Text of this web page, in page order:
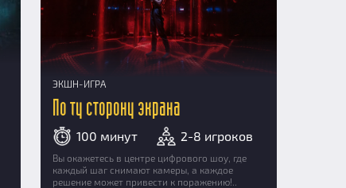
ЭКШН-ИГРА
По ту сторону экрана
100 минут 2-8 игроков
Вы окажетесь в центре цифрового шоу, где
каждый шаг снимают камеры, а каждое
решение может привести к поражению!..